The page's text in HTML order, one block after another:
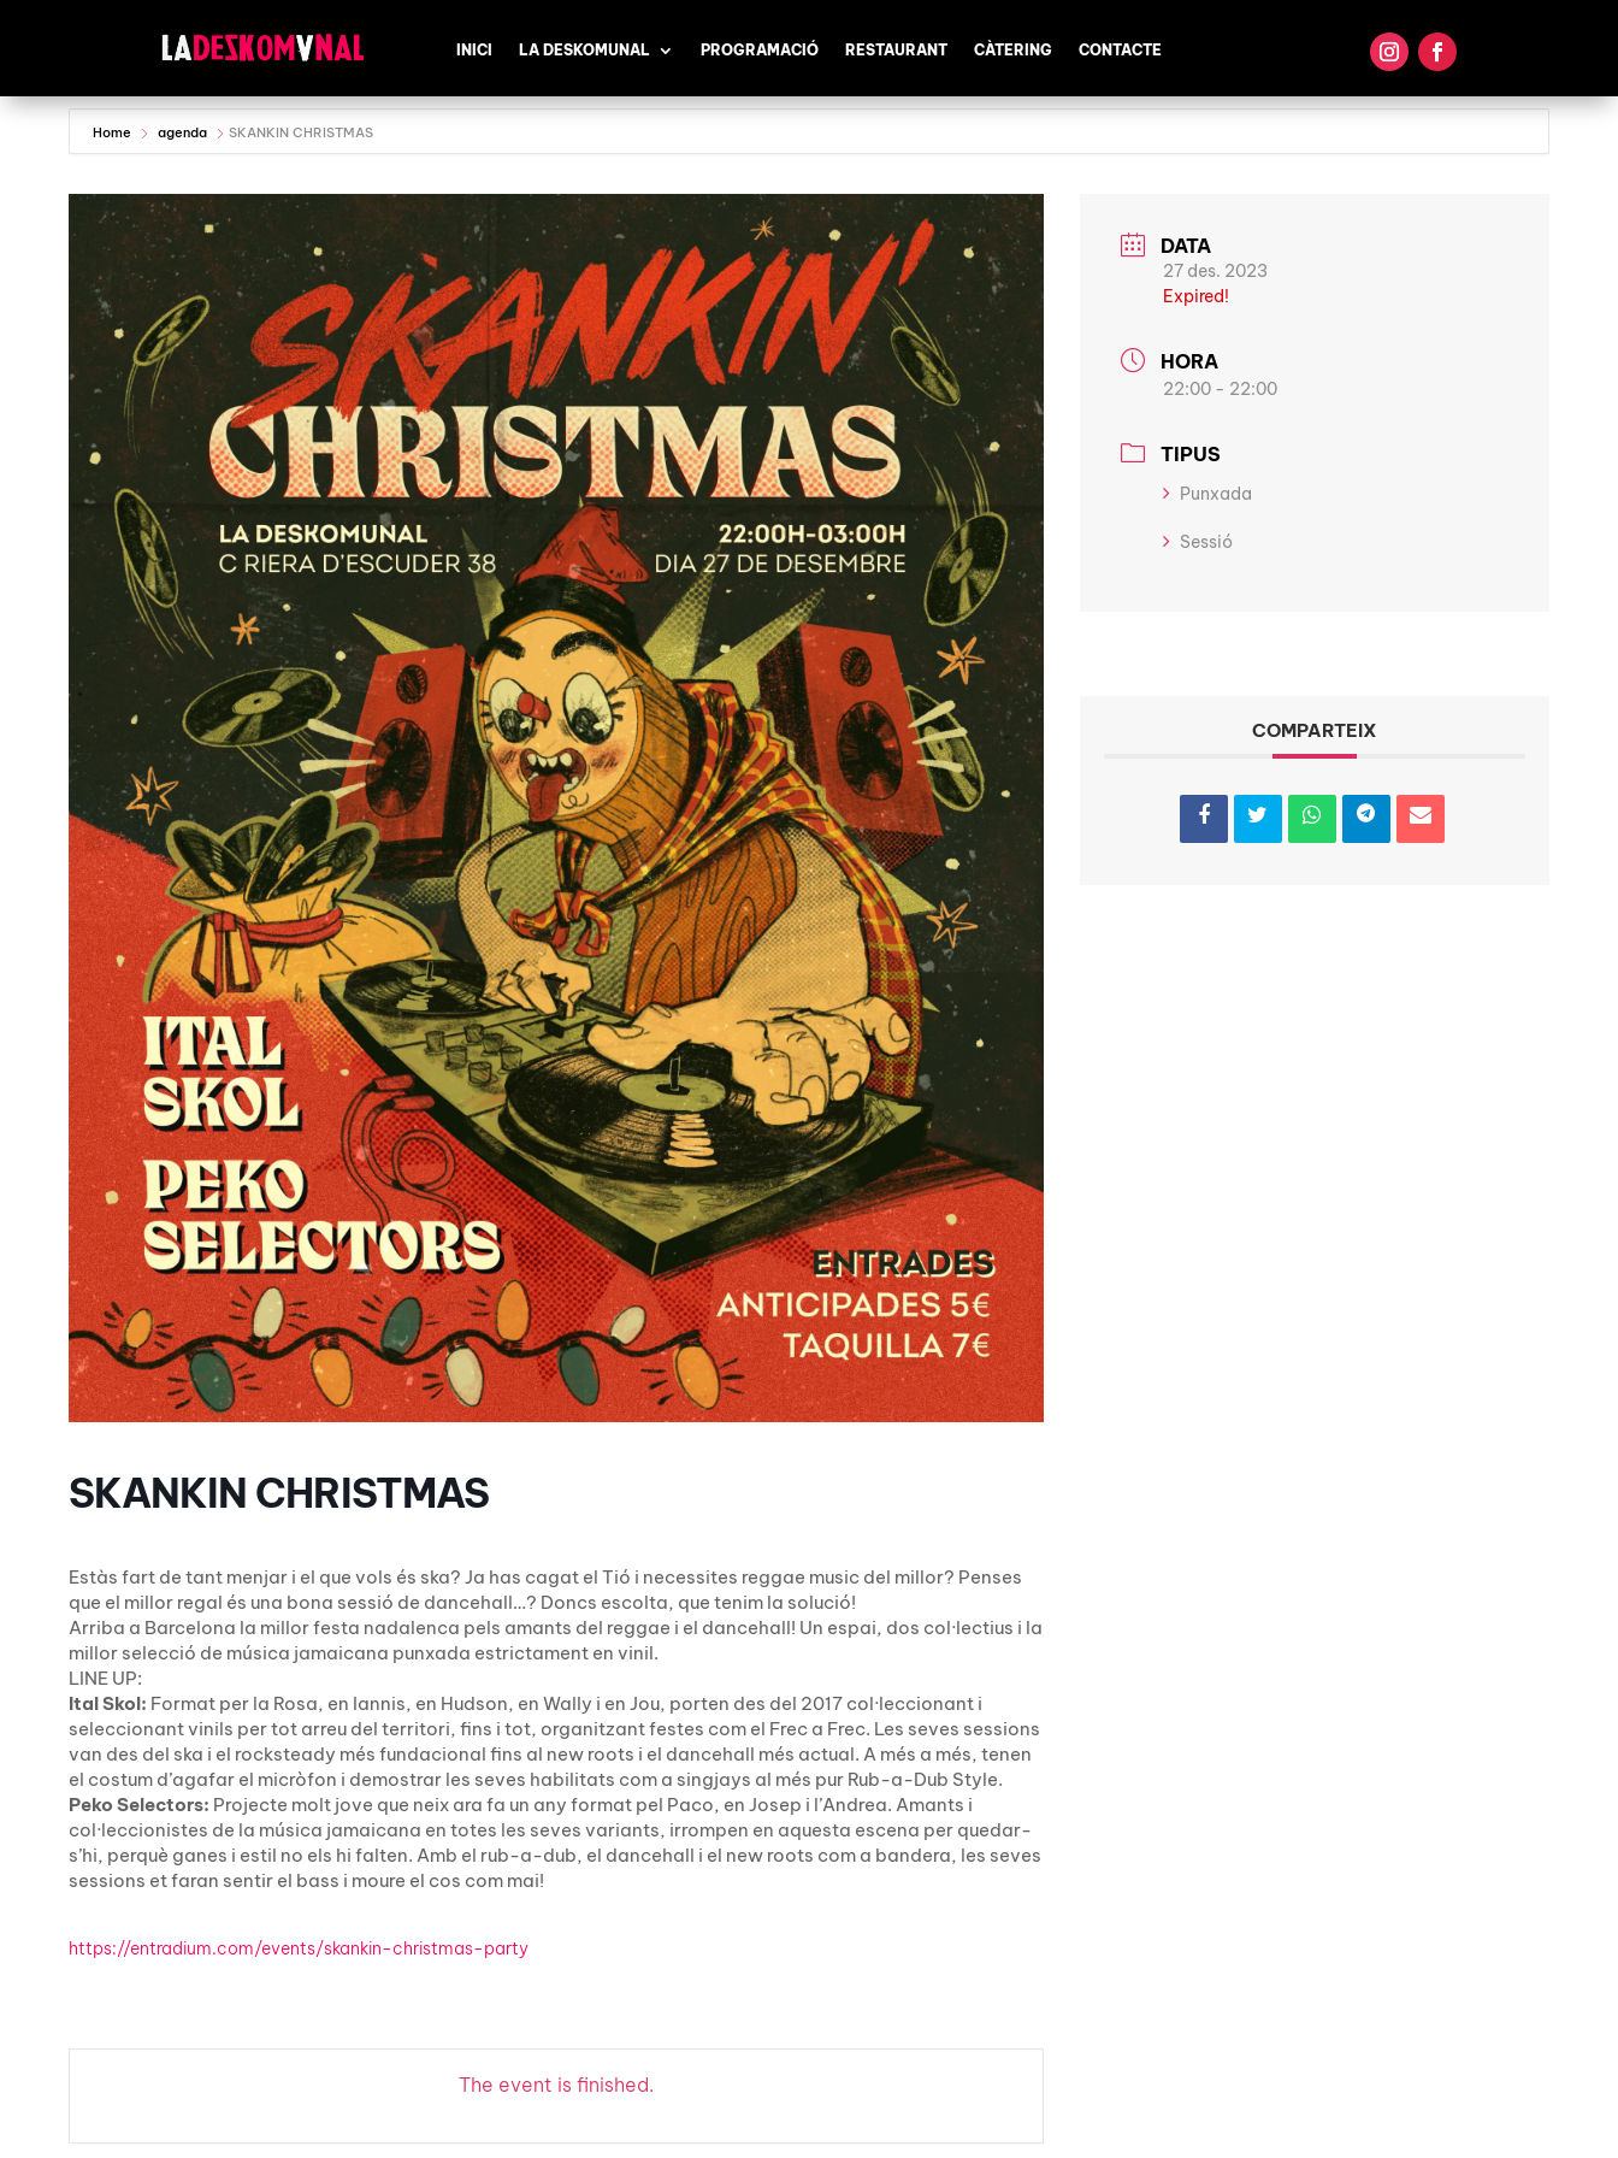
INICI LA DESKOMUNAL PROGRAMACIÓ RESTAURANT CÀTERING CONTACTE
Home agenda SKANKIN CHRISTMAS
SKANKIN CHRISTMAS
Estàs fart de tant menjar i el que vols és ska? Ja has cagat el Tió i necessites reggae music del millor? Penses
que el millor regal és una bona sessió de dancehall…? Doncs escolta, que tenim la solució!
Arriba a Barcelona la millor festa nadalenca pels amants del reggae i el dancehall! Un espai, dos col·lectius i la
millor selecció de música jamaicana punxada estrictament en vinil.
LINE UP:
Ital Skol: Format per la Rosa, en Iannis, en Hudson, en Wally i en Jou, porten des del 2017 col·leccionant i
seleccionant vinils per tot arreu del territori, fins i tot, organitzant festes com el Frec a Frec. Les seves sessions
van des del ska i el rocksteady més fundacional fins al new roots i el dancehall més actual. A més a més, tenen
el costum d’agafar el micròfon i demostrar les seves habilitats com a singjays al més pur Rub-a-Dub Style.
Peko Selectors: Projecte molt jove que neix ara fa un any format pel Paco, en Josep i l’Andrea. Amants i
col·leccionistes de la música jamaicana en totes les seves variants, irrompen en aquesta escena per quedar-
s’hi, perquè ganes i estil no els hi falten. Amb el rub-a-dub, el dancehall i el new roots com a bandera, les seves
sessions et faran sentir el bass i moure el cos com mai!
https://entradium.com/events/skankin-christmas-party
The event is finished.
DATA
27 des. 2023
Expired!
HORA
22:00 - 22:00
TIPUS
Punxada
Sessió
COMPARTEIX